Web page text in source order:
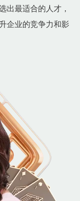
出最适合的人才，
企业的竞争力和影